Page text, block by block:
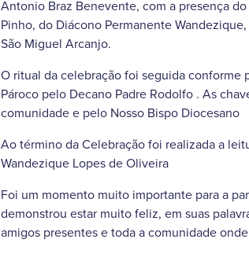
Antonio Braz Benevente, com a presença
Pinho, do Diácono Permanente
São Miguel Arcanjo.
O ritual da celebração foi seguida conforme
Pároco pelo Decano Padre Rodolfo . As
comunidade e pelo Nosso Bispo Diocesano
Ao término da Celebração foi realizada a
Wandezique Lopes de Oliveira
Foi um momento muito importante para a
demonstrou estar muito feliz, em suas
amigos presentes e toda a comunidade